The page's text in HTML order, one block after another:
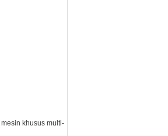
khusus multi-